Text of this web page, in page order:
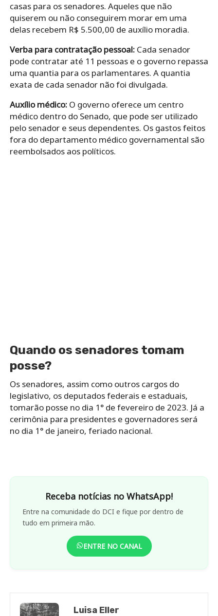
casas para os senadores. Aqueles que não
quiserem ou não conseguirem morar em uma
delas recebem R$ 5.500,00 de auxílio moradia.
Verba para contratação pessoal: Cada senador
pode contratar até 11 pessoas e o governo repassa
uma quantia para os parlamentares. A quantia
exata de cada senador não foi divulgada.
Auxílio médico: O governo oferece um centro
médico dentro do Senado, que pode ser utilizado
pelo senador e seus dependentes. Os gastos feitos
fora do departamento médico governamental são
reembolsados aos políticos.
Quando os senadores tomam
posse?
Os senadores, assim como outros cargos do
legislativo, os deputados federais e estaduais,
tomarão posse no dia 1° de fevereiro de 2023. Já a
cerimônia para presidentes e governadores será
no dia 1° de janeiro, feriado nacional.
Receba notícias no WhatsApp!
Entre na comunidade do DCI e fique por dentro de
tudo em primeira mão.
ENTRE NO CANAL
Luisa Eller